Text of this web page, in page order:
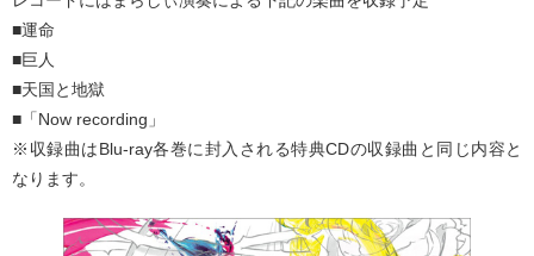
■運命
■巨人
■天国と地獄
■「Now recording」
※収録曲はBlu-ray各巻に封入される特典CDの収録曲と同じ内容と
なります。